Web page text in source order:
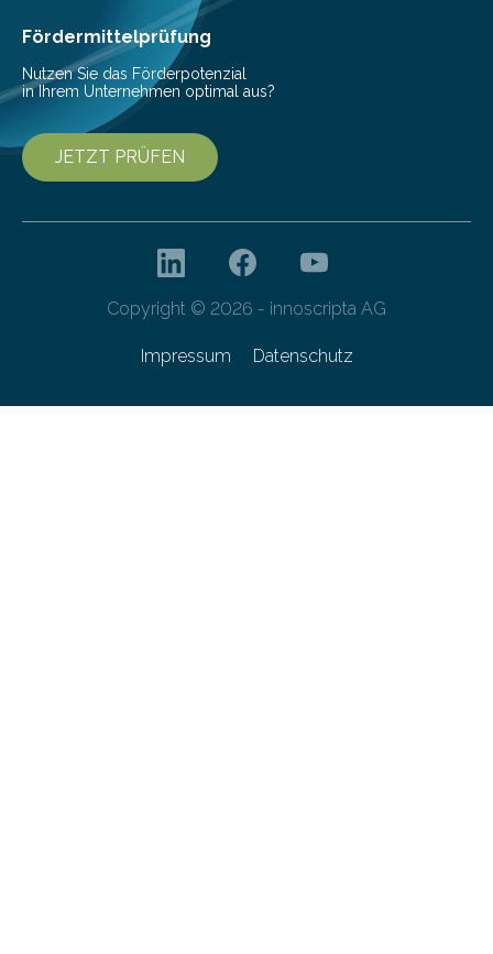
besser dämpft. Und das bei einer Gewichtseinsparung
von 20…
Fördermittelprüfung
Nutzen Sie das Förderpotenzial
in Ihrem Unternehmen optimal aus?
JETZT PRÜFEN
Copyright © 2026 - innoscripta AG
Impressum Datenschutz